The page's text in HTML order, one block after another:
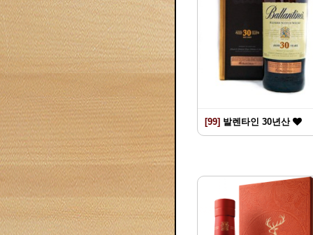
[99] 발렌타인 30년산